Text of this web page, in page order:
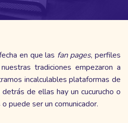
en que las fan pages, perfiles
tradiciones empezaron a
incalculables plataformas de
de ellas hay un cucurucho o
puede ser un comunicador.